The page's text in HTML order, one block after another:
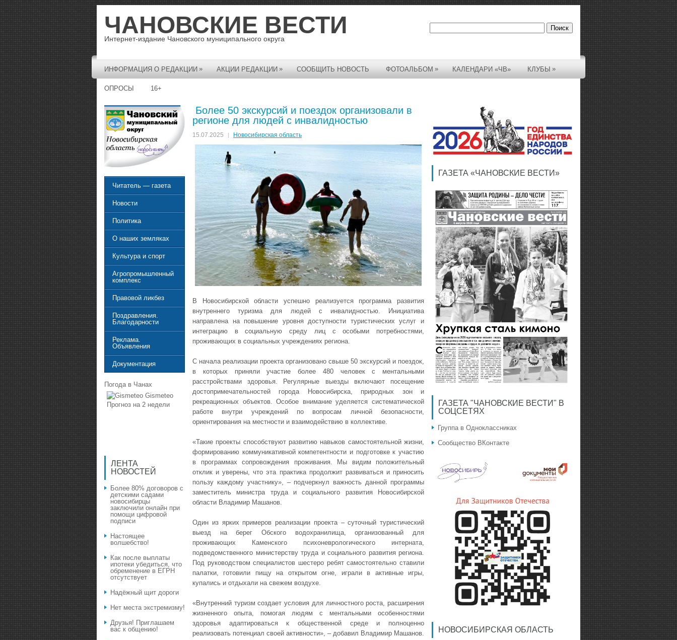
ЧАНОВСКИЕ ВЕСТИ
Интернет-издание Чановского муниципального округа
ИНФОРМАЦИЯ О РЕДАКЦИИ » АКЦИИ РЕДАКЦИИ » СООБЩИТЬ НОВОСТЬ ФОТОАЛЬБОМ » КАЛЕНДАРИ «ЧВ» КЛУБЫ »
ОПРОСЫ 16+
Более 50 экскурсий и поездок организовали в
регионе для людей с инвалидностью
15.07.2025 Новосибирская область
В Новосибирской области успешно реализуется программа развития
внутреннего туризма для людей с инвалидностью. Инициатива
направлена на повышение уровня доступности туристических услуг и
интеграцию в социальную среду лиц с особыми потребностями,
проживающих в социальных учреждениях региона.
С начала реализации проекта организовано свыше 50 экскурсий и поездок,
в которых приняли участие более 480 человек с ментальными
расстройствами здоровья. Регулярные выезды включают посещение
достопримечательностей города Новосибирска, природных зон и
рекреационных объектов. Особое внимание уделяется систематической
работе внутри учреждений по вопросам личной безопасности,
ориентирования на местности и взаимодействию в коллективе.
«Такие проекты способствуют развитию навыков самостоятельной жизни,
формированию коммуникативной компетентности и подготовке к участию
в программах сопровождения проживания. Мы видим положительный
отклик и уверены, что эта практика продолжит развиваться и приносить
пользу каждому участнику», – подчеркнул важность данной программы
заместитель министра труда и социального развития Новосибирской
области Владимир Машанов.
Один из ярких примеров реализации проекта – суточный туристический
выезд на берег Обского водохранилища, организованный для
проживающих Каменского психоневрологического интерната,
подведомственного министерству труда и социального развития региона.
Под руководством специалистов шестеро ребят самостоятельно ставили
палатки, готовили пищу на открытом огне, играли в активные игры,
купались и отдыхали на свежем воздухе.
«Внутренний туризм создает условия для личностного роста, расширения
жизненного опыта, помогая людям с ментальными особенностями
здоровья адаптироваться к общественной среде и полноценно
реализовать потенциал своей активности», – добавил Владимир Машанов.
Читатель — газета
Новости
Политика
О наших земляках
Культура и спорт
Агропромышленный
комплекс
Правовой ликбез
Поздравления.
Благодарности
Реклама.
Объявления
Документация
Погода в Чанах
Gismeteo
Прогноз на 2 недели
ЛЕНТА
НОВОСТЕЙ
Более 80% договоров с
детскими садами
новосибирцы
заключили онлайн при
помощи цифровой
подписи
Настоящее
волшебство!
Как после выплаты
ипотеки убедиться, что
обременение в ЕГРН
отсутствует
Надёжный щит дороги
Нет места экстремизму!
Друзья! Приглашаем
вас к общению!
ГАЗЕТА «ЧАНОВСКИЕ ВЕСТИ»
ГАЗЕТА "ЧАНОВСКИЕ ВЕСТИ" В
СОЦСЕТЯХ
Группа в Одноклассниках
Сообщество ВКонтакте
НОВОСИБИРСКАЯ ОБЛАСТЬ